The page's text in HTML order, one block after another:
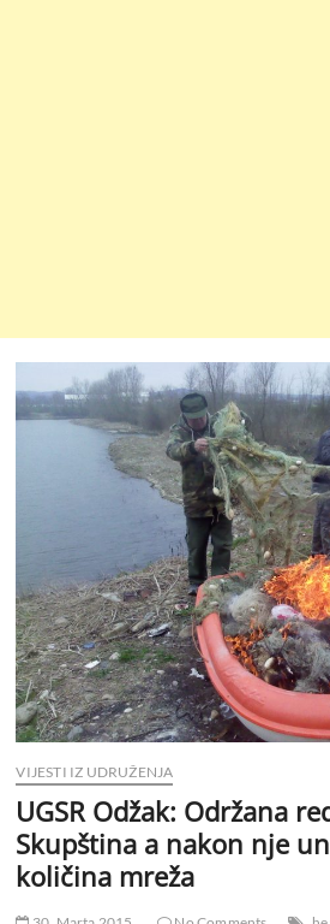
VIJESTI IZ UDRUŽENJA
UGSR Odžak: Održana
Skupština a nakon nje
količina mreža